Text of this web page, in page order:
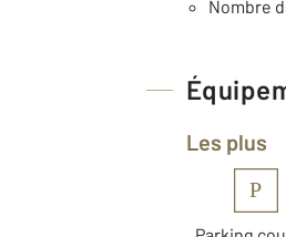
Nombre
Les plus
P